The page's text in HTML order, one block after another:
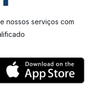
nossos serviços com